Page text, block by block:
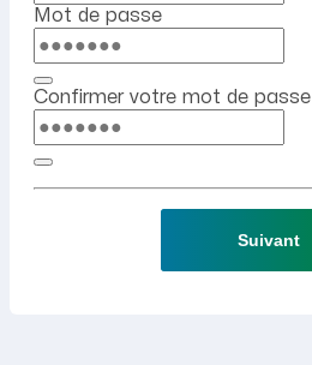
Mot de passe
Confirmer votre mot de passe
Suivant